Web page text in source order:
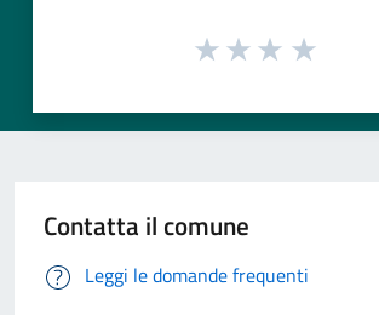
Contatta il comune
Leggi le domande frequenti